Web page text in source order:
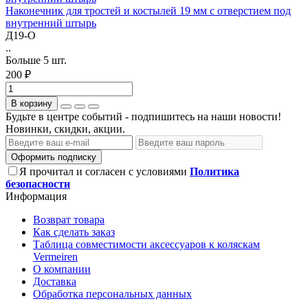
Наконечник для тростей и костылей 19 мм с отверстием под
внутренний штырь
Д19-О
..
Больше 5 шт.
200 ₽
В корзину
Будьте в центре событий - подпишитесь на наши новости!
Новинки, скидки, акции.
Оформить подписку
Я прочитал и согласен с условиями Политика
безопасности
Информация
Возврат товара
Как сделать заказ
Таблица совместимости аксессуаров к коляскам
Vermeiren
О компании
Доставка
Обработка персональных данных